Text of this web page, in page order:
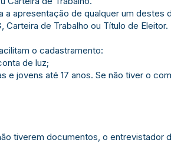
a apresentação de qualquer um
Carteira de Trabalho ou Título de Eleitor.
o cadastramento:
de luz;
e jovens até 17 anos. Se não tiver o
tiverem documentos, o entrevistador